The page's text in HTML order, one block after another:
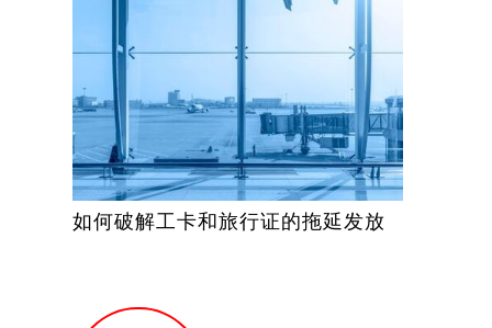
如何破解工卡和旅行证的拖延发放